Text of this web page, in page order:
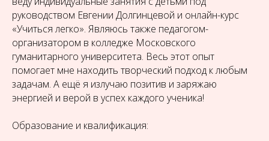
руководством Евгении Долгинцевой и онлайн-курс
«Учиться легко». Являюсь также педагогом-
организатором в колледже Московского
гуманитарного университета. Весь этот опыт
помогает мне находить творческий подход к любым
задачам. А ещё я излучаю позитив и заряжаю
энергией и верой в успех каждого ученика!
Образование и квалификация: